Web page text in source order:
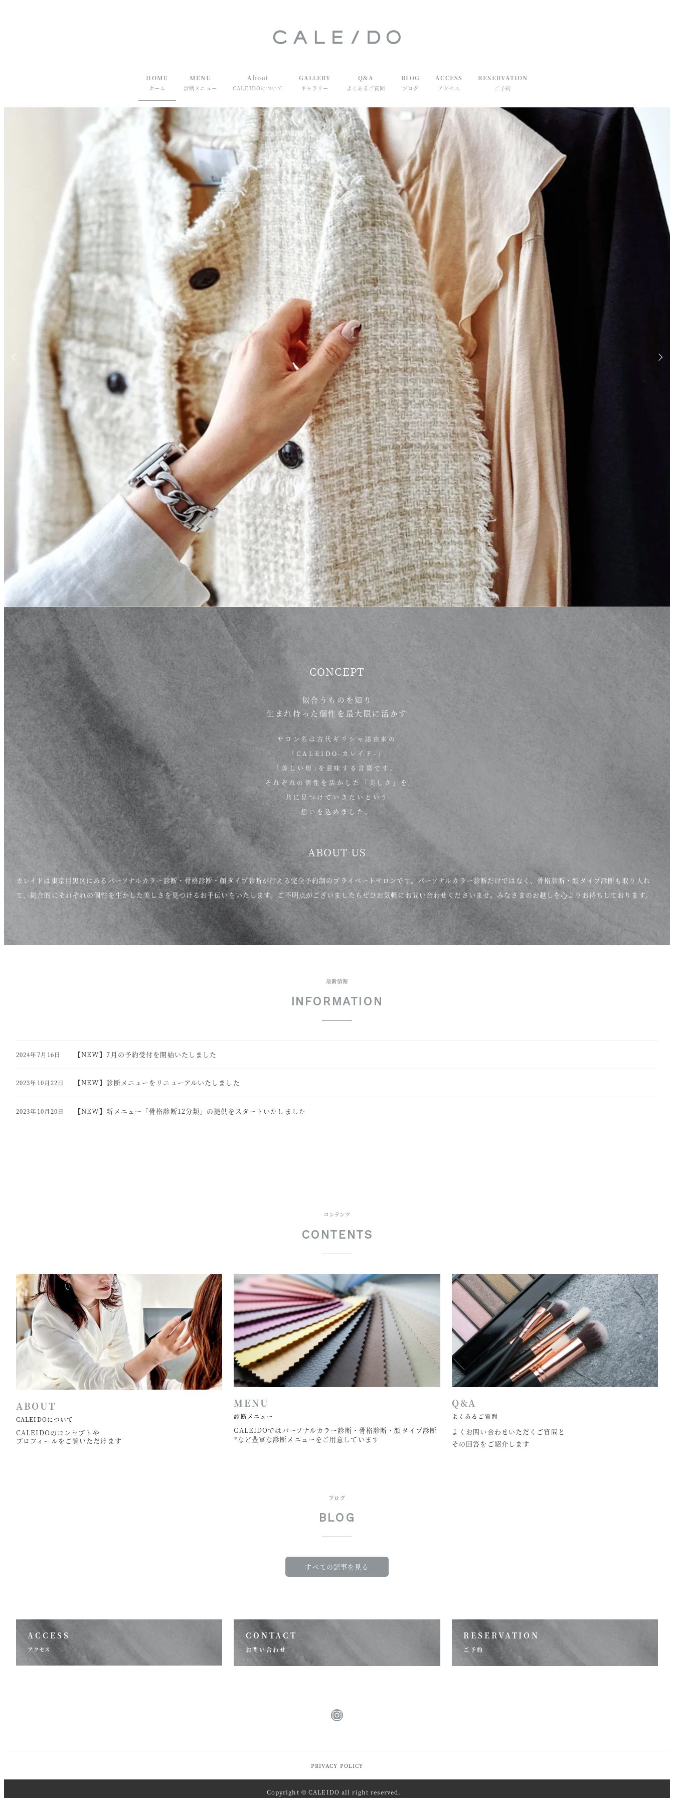
HOME
ホーム
MENU
診断メニュー
About
CALEIDOについて
GALLERY
ギャラリー
Q&A
よくあるご質問
BLOG
ブログ
ACCESS
アクセス
RESERVATION
ご予約
CONCEPT
似合うものを知り
生まれ持った個性を最大限に活かす
サロン名は古代ギリシャ語由来の
｢CALEIDO-カレイド-｣
｢美しい形｣を意味する言葉です。
それぞれの個性を活かした「美しさ」を
共に見つけていきたいという
想いを込めました。
ABOUT US
カレイドは東京目黒区にあるパーソナルカラー診断・骨格診断・顔タイプ診断が行える完全予約制のプライベートサロンです。パーソナルカラー診断だけではなく、骨格診断・顔タイプ診断も取り入れ
て、総合的にそれぞれの個性を生かした美しさを見つけるお手伝いをいたします。ご不明点がございましたらぜひお気軽にお問い合わせくださいませ。みなさまのお越しを心よりお待ちしております。
最新情報
INFORMATION
【NEW】7月の予約受付を開始いたしました
2024年7月16日
【NEW】診断メニューをリニューアルいたしました
2023年10月22日
【NEW】新メニュー「骨格診断12分類」の提供をスタートいたしました
2023年10月20日
コンテンツ
CONTENTS
ABOUT
CALEIDOについて
CALEIDOのコンセプトや
プロフィールをご覧いただけます
MENU
診断メニュー
CALEIDOではパーソナルカラー診断・骨格診断・顔タイプ診断
®など豊富な診断メニューをご用意 しています
Q&A
よくあるご質問
よくお問い合わせいただくご質問と
その回答をご紹介します
ブログ
BLOG
すべての記事を見る
ACCESS
アクセス
CONTACT
お問い合わせ
RESERVATION
ご予約
Instagram
PRIVACY POLICY
Copyright © CALEIDO all right reserved.